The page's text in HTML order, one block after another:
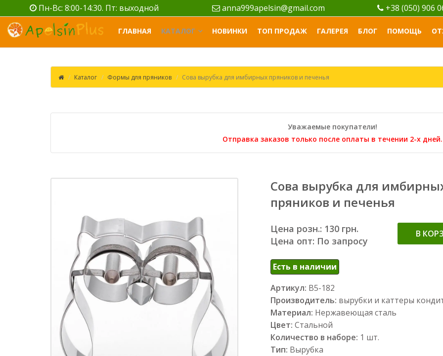
Пн-Вс: 8:00-14:30. Пт: выходной anna999apelsin@gmail.com +38 (050) 906
ГЛАВНАЯ КАТАЛОГ НОВИНКИ ТОП ПРОДАЖ ГАЛЕРЕЯ БЛОГ ПОМОЩЬ
Каталог Формы для пряников Сова вырубка для имбирных пряников и печенья
Уважаемые покупатели!
Отправка заказов только после оплаты в течении 2-х дней.
Сова вырубка для
пряников и печенья
Цена розн.: 130 грн.
Цена опт: По запросу
В
Есть в наличии
Артикул: В5-182
Производитель: вырубки и каттеры
Материал: Нержавеющая сталь
Цвет: Стальной
Количество в наборе: 1 шт.
Тип: Вырубка